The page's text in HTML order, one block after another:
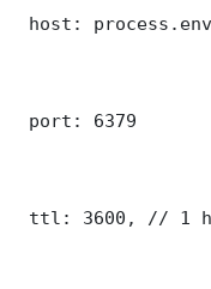
host:
port: 6379
ttl: 3600, // 1